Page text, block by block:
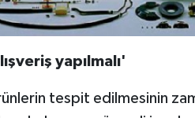
yapılmalı'
tespit edilmesinin